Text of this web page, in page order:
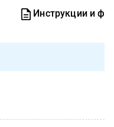
Инструкции и